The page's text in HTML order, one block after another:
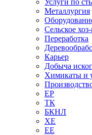
Услуги по
Металлургия
Сельское
Переработка
Карьер
Добыча
Химикаты и
EP
ТК
БКНЛ
XE
EE